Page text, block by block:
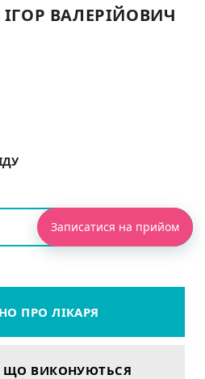
ВАЛЕРІЙОВИЧ
Записатися на прийом
ПРО ЛІКАРЯ
ЩО ВИКОНУЮТЬСЯ